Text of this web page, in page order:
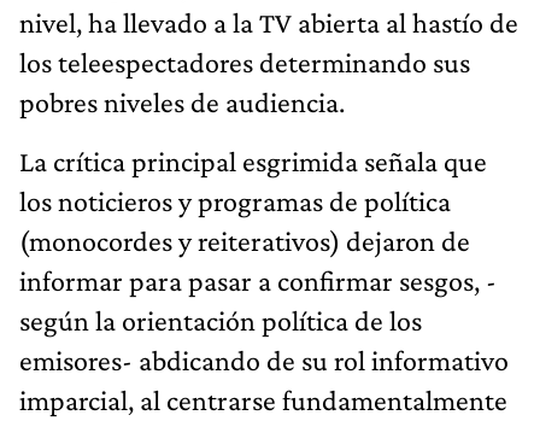
nivel, ha llevado a la TV abierta al hastío de
los teleespectadores determinando sus
pobres niveles de audiencia.
La crítica principal esgrimida señala que
los noticieros y programas de política
(monocordes y reiterativos) dejaron de
informar para pasar a confirmar sesgos, -
según la orientación política de los
emisores- abdicando de su rol informativo
imparcial, al centrarse fundamentalmente